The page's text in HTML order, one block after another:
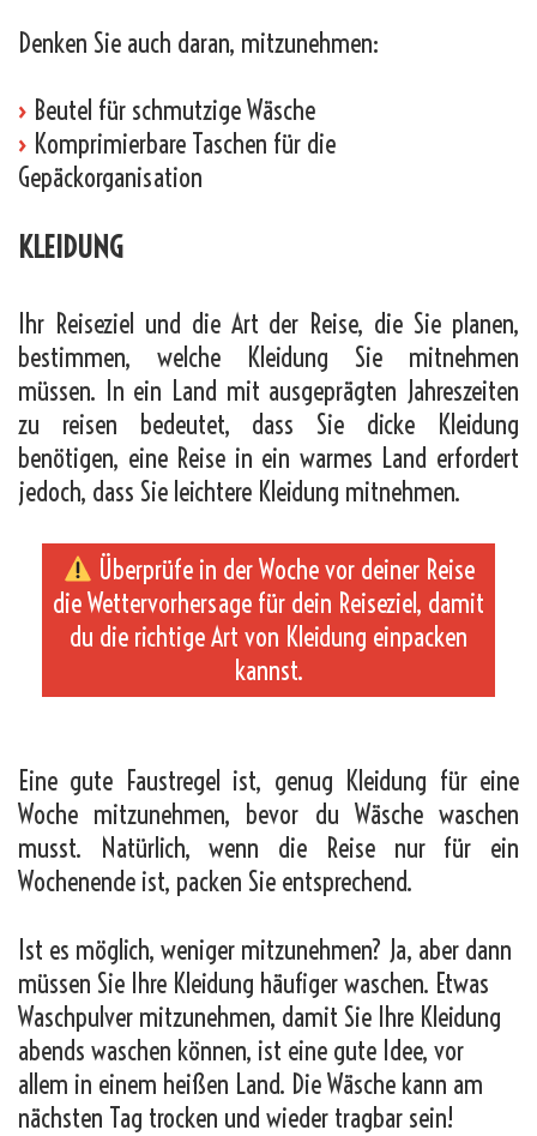
Denken Sie auch daran, mitzunehmen:
› Beutel für schmutzige Wäsche
› Komprimierbare Taschen für die
Gepäckorganisation
KLEIDUNG
Ihr Reiseziel und die Art der Reise, die Sie planen,
bestimmen, welche Kleidung Sie mitnehmen
müssen. In ein Land mit ausgeprägten Jahreszeiten
zu reisen bedeutet, dass Sie dicke Kleidung
benötigen, eine Reise in ein warmes Land erfordert
jedoch, dass Sie leichtere Kleidung mitnehmen.
Überprüfe in der Woche vor deiner Reise
die Wettervorhersage für dein Reiseziel, damit
du die richtige Art von Kleidung einpacken
kannst.
Eine gute Faustregel ist, genug Kleidung für eine
Woche mitzunehmen, bevor du Wäsche waschen
musst. Natürlich, wenn die Reise nur für ein
Wochenende ist, packen Sie entsprechend.
Ist es möglich, weniger mitzunehmen? Ja, aber dann
müssen Sie Ihre Kleidung häufiger waschen. Etwas
Waschpulver mitzunehmen, damit Sie Ihre Kleidung
abends waschen können, ist eine gute Idee, vor
allem in einem heißen Land. Die Wäsche kann am
nächsten Tag trocken und wieder tragbar sein!